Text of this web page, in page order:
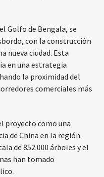
Golfo de Bengala, se
con la construcción
nueva ciudad. Esta
en una estrategia
la proximidad del
comerciales más
proyecto como una
de China en la región.
de 852.000 árboles y el
han tomado